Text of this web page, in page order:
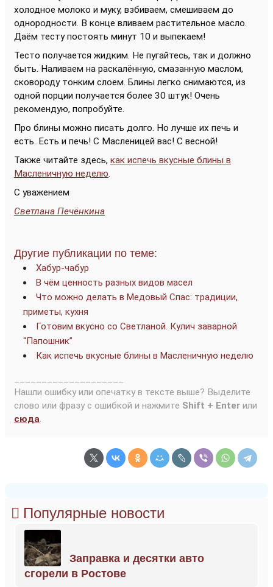
холодное молоко и муку, взбиваем, смешиваем до
однородности. В конце вливаем растительное масло.
Даём тесту постоять минут 10 и выпекаем!
Тесто получается жидким. Не пугайтесь, так и должно
быть. Наливаем на раскалённую, смазанную маслом,
сковороду тонким слоем. Блины легко снимаются, из
одной порции получается более 30 штук! Очень
рекомендую, попробуйте.
Про блины можно писать долго. Но лучше их печь и
есть. Есть и печь! С Масленицей вас! С весной!
Также читайте здесь, как испечь вкусные блины в
Масленичную неделю.
С уважением
Светлана Печёнкина
Другие публикации по теме:
Хабур-чабур
В чём ценность разных видов масел
Что можно делать в Медовый Спас: традиции,
приметы, кухня
Готовим вкусно со Светланой. Кулич заварной
“Папошник”
Как испечь вкусные блины в Масленичную неделю
Нашли ошибку или опечатку в тексте выше? Выделите
слово или фразу с ошибкой и нажмите Shift + Enter или
сюда.
Популярные новости
Заправка и десятки авто
сгорели в Ростове